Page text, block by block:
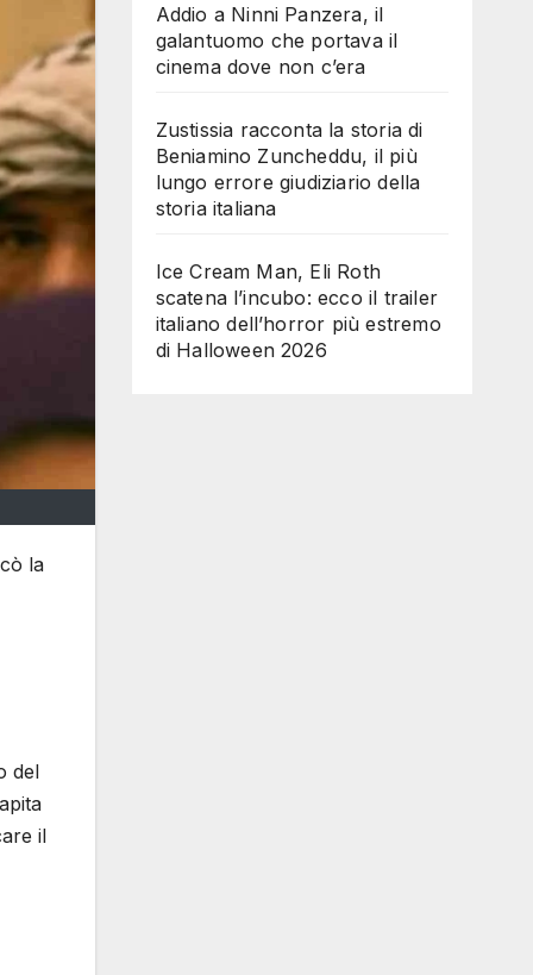
la
del
il
Addio a Ninni Panzera, il
galantuomo che portava il
cinema dove non c’era
Zustissia racconta la storia di
Beniamino Zuncheddu, il più
lungo errore giudiziario della
storia italiana
Ice Cream Man, Eli Roth
scatena l’incubo: ecco il trailer
italiano dell’horror più estremo
di Halloween 2026